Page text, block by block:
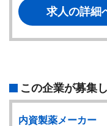
求人の詳細
この企業が募集
内資製薬メーカー